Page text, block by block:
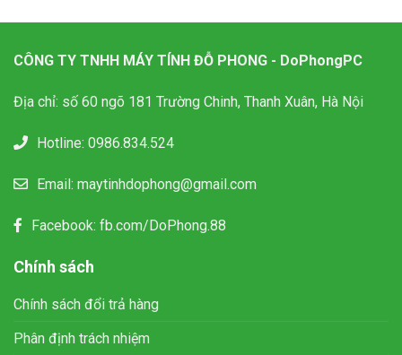
CÔNG TY TNHH MÁY TÍNH ĐỖ PHONG - DoPhongPC
Địa chỉ: số 60 ngõ 181 Trường Chinh, Thanh Xuân, Hà Nội
Hotline: 0986.834.524
Email: maytinhdophong@gmail.com
Facebook: fb.com/DoPhong.88
Chính sách
Chính sách đổi trả hàng
Phân định trách nhiệm